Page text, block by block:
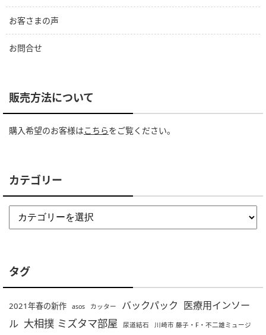
お客さまの声
お問合せ
販売方法について
購入希望のお客様はこちらをご覧ください。
カテゴリー
タグ
2021年春の新作 asos カッター バックパック 医療用インソー
ル 大相撲 ミズタマ部屋 尿道結石 川崎市 藤子・F・不二雄ミュージ